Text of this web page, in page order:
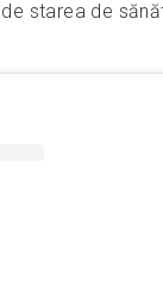
starea de